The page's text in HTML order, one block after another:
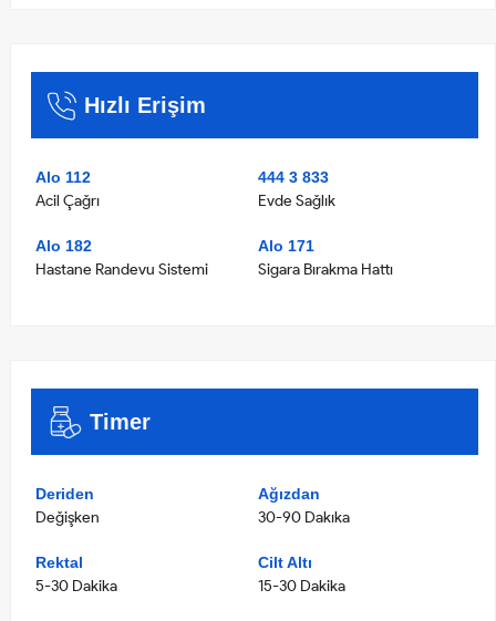
Hızlı Erişim
Alo 112
Acil Çağrı
444 3 833
Evde Sağlık
Alo 182
Hastane Randevu Sistemi
Alo 171
Sigara Bırakma Hattı
Timer
Deriden
Değişken
Ağızdan
30-90 Dakıka
Rektal
5-30 Dakika
Cilt Altı
15-30 Dakika